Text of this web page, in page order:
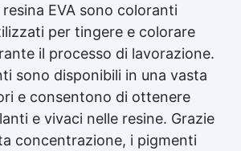
EVA sono coloranti
per tingere e colorare
il processo di lavorazione.
sono disponibili in una vasta
e consentono di ottenere
e vivaci nelle resine. Grazie
concentrazione, i pigmenti